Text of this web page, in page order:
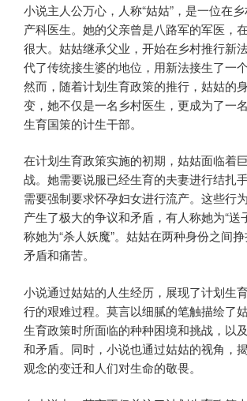
小说主人公万心，人称“姑姑”，是一位在
产科医生。她的父亲曾是八路军的军医，
很大。姑姑继承父业，开始在乡村推行新
代了传统接生婆的地位，用新法接生了一个
然而，随着计划生育政策的推行，姑姑的
变，她不仅是一名乡村医生，更成为了一
生育国策的计生干部。
在计划生育政策实施的初期，姑姑面临着
战。她需要说服已经生育的夫妻进行结扎
需要强制要求怀孕妇女进行流产。这些行
产生了极大的争议和矛盾，有人称她为“送
称她为“杀人妖魔”。姑姑在两种身份之间
矛盾和痛苦。
小说通过姑姑的人生经历，展现了计划生
行的艰难过程。莫言以细腻的笔触描绘了
生育政策时所面临的种种困境和挑战，以
和矛盾。同时，小说也通过姑姑的视角，
观念的变迁和人们对生命的敬畏。